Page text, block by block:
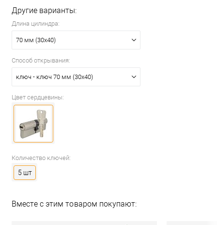
Другие варианты:
Длина цилиндра:
70 мм (30x40)
Способ открывания:
ключ - ключ 70 мм (30x40)
Цвет сердцевины:
Количество ключей:
5 шт
Вместе с этим товаром покупают: